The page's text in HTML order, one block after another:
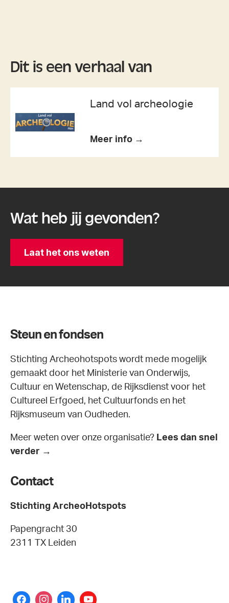
Dit is een verhaal van
Land vol archeologie
Meer info →
Wat heb jij gevonden?
Laat het ons weten
Steun en fondsen
Stichting Archeohotspots wordt mede mogelijk
gemaakt door het Ministerie van Onderwijs,
Cultuur en Wetenschap, de Rijksdienst voor het
Cultureel Erfgoed, het Cultuurfonds en het
Rijksmuseum van Oudheden.
Meer weten over onze organisatie? Lees dan snel
verder →
Contact
Stichting ArcheoHotspots
Papengracht 30
2311 TX Leiden